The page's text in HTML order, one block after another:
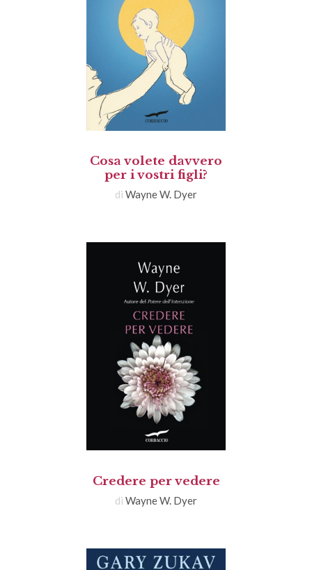
Cosa volete davvero
per i vostri figli?
di Wayne W. Dyer
Credere per vedere
di Wayne W. Dyer